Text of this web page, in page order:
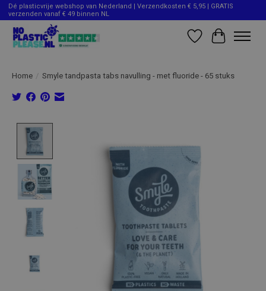
Dé plasticvrije webshop van Nederland | Verzendkosten € 5,95 | GRATIS
verzenden vanaf € 49 binnen NL
Verlanglijst
Home / Smyle tandpasta tabs navulling - met fluoride - 65 stuks